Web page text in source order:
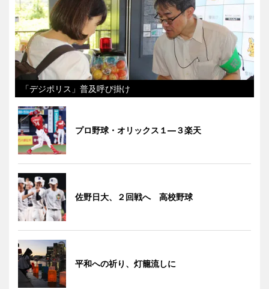
「デジポリス」普及呼び掛け
プロ野球・オリックス１―３楽天
佐野日大、２回戦へ 高校野球
平和への祈り、灯籠流しに